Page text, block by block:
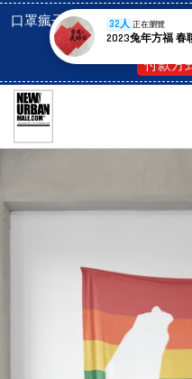
口罩瘋子官網, 放心訂購! 香
市貨
付款方
32人 正在瀏覽